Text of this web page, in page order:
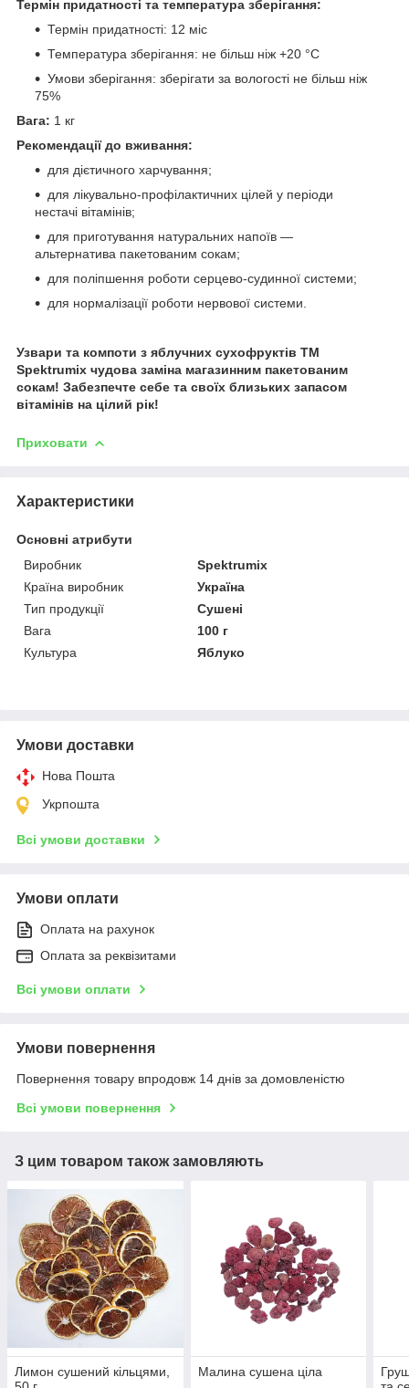
Термін придатності та температура зберігання:
Термін придатності: 12 міс
Температура зберігання: не більш ніж +20 °C
Умови зберігання: зберігати за вологості не більш ніж
75%
Вага: 1 кг
Рекомендації до вживання:
для дієтичного харчування;
для лікувально-профілактичних цілей у періоди
нестачі вітамінів;
для приготування натуральних напоїв —
альтернатива пакетованим сокам;
для поліпшення роботи серцево-судинної системи;
для нормалізації роботи нервової системи.
Узвари та компоти з яблучних сухофруктів ТМ
Spektrumix чудова заміна магазинним пакетованим
сокам! Забезпечте себе та своїх близьких запасом
вітамінів на цілий рік!
Приховати
Характеристики
Основні атрибути
Виробник
Spektrumix
Країна виробник
Україна
Тип продукції
Сушені
Вага
100 г
Культура
Яблуко
Умови доставки
Нова Пошта
Укрпошта
Всі умови доставки
Умови оплати
Оплата на рахунок
Оплата за реквізитами
Всі умови оплати
Умови повернення
Повернення товару впродовж 14 днів за домовленістю
Всі умови повернення
З цим товаром також замовляють
Лимон сушений кільцями,
Малина сушена ціла